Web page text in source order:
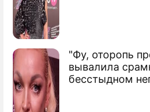
"Фу, оторопь
вывалила
бесстыдном